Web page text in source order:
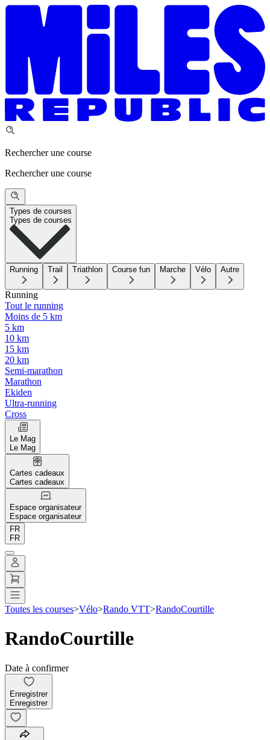
Rechercher une course
Rechercher une course
Types de courses
Types de courses
Running Trail Triathlon Course fun Marche Vélo Autre
Running
Tout le running
Moins de 5 km
5 km
10 km
15 km
20 km
Semi-marathon
Marathon
Ekiden
Ultra-running
Cross
Le Mag
Le Mag
Cartes cadeaux
Cartes cadeaux
Espace organisateur
Espace organisateur
FR
FR
Toutes les courses>Vélo>Rando VTT>RandoCourtille
RandoCourtille
Date à confirmer
Enregistrer
Enregistrer